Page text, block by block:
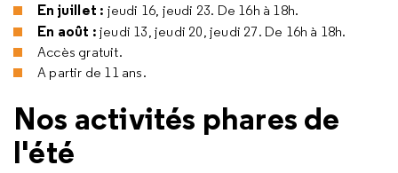
En juillet : jeudi 16, jeudi 23. De 16h à 18h.
En août : jeudi 13, jeudi 20, jeudi 27. De 16h à 18h.
Accès gratuit.
A partir de 11 ans.
Nos activités phares de
l'été